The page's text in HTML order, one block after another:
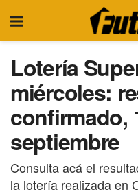
Lotería
miércoles:
confirmado,
septiembre
Consulta acá el
la lotería realizada en